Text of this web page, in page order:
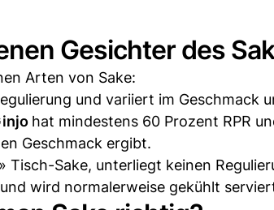
Gesichter des
Arten von Sake:
und variiert im Geschmack
hat mindestens 60 Prozent RPR
Geschmack ergibt.
Tisch-Sake, unterliegt keinen
wird normalerweise gekühlt